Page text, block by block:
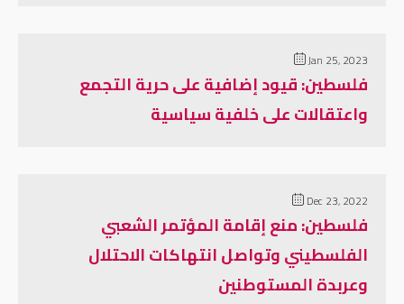
Jan 25, 2023
فلسطين: قيود إضافية على حرية التجمع
واعتقالات على خلفية سياسية
Dec 23, 2022
فلسطين: منع إقامة المؤتمر الشعبي
الفلسطيني وتواصل انتهاكات الاحتلال
وعربدة المستوطنين